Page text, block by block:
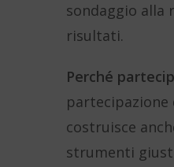
sondaggio alla
risultati.
Perché
partecipazione
costruisce
strumenti